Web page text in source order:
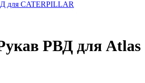
РВД для Atlas